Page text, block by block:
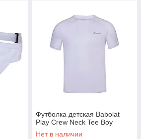
Футболка детская Babolat
Play Crew Neck Tee Boy
Нет в наличии